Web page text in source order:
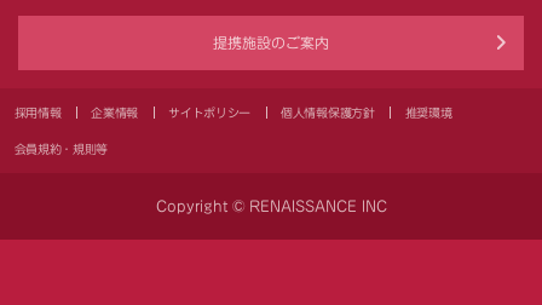
提携施設のご案内
採用情報 企業情報 サイトポリシー 個人情報保護方針 推奨環境
会員規約・規則等
Copyright © RENAISSANCE INC